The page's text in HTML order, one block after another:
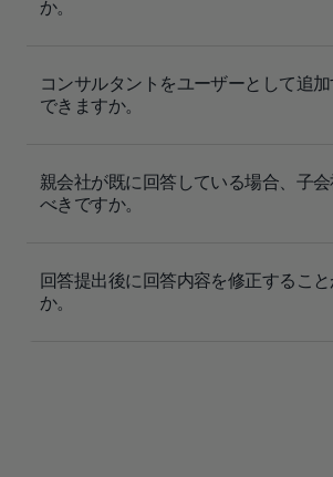
か。
コンサルタントをユーザーとして追
できますか。
親会社が既に回答している場合、子
べきですか。
回答提出後に回答内容を修正するこ
か。